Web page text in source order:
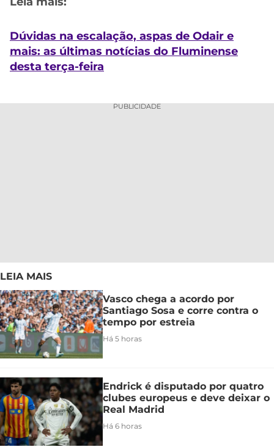
Dúvidas na escalação, aspas de Odair e
mais: as últimas notícias do Fluminense
desta terça-feira
PUBLICIDADE
LEIA MAIS
Vasco chega a acordo por
Santiago Sosa e corre contra o
tempo por estreia
Há 5 horas
Endrick é disputado por quatro
clubes europeus e deve deixar o
Real Madrid
Há 6 horas